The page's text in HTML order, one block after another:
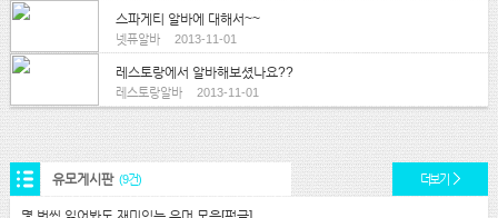
스파게티 알바에 대해서~~
넷퓨알바 2013-11-01
레스토랑에서 알바해보셨나요??
레스토랑알바 2013-11-01
유모게시판 (9건) 더보기